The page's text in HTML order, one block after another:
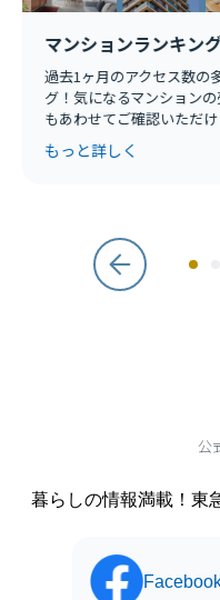
マンションランキン
過去1ヶ月のアクセス数の
グ！気になるマンション
もあわせてご確認いただけ
もっと詳しく
公
暮らしの情報満載！東